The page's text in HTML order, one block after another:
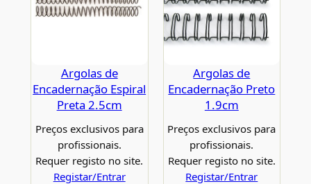
Argolas de
Encadernação Espiral
Preta 2.5cm
Preços exclusivos para
profissionais.
Requer registo no site.
Registar/Entrar
Argolas de
Encadernação Preto
1.9cm
Preços exclusivos para
profissionais.
Requer registo no site.
Registar/Entrar